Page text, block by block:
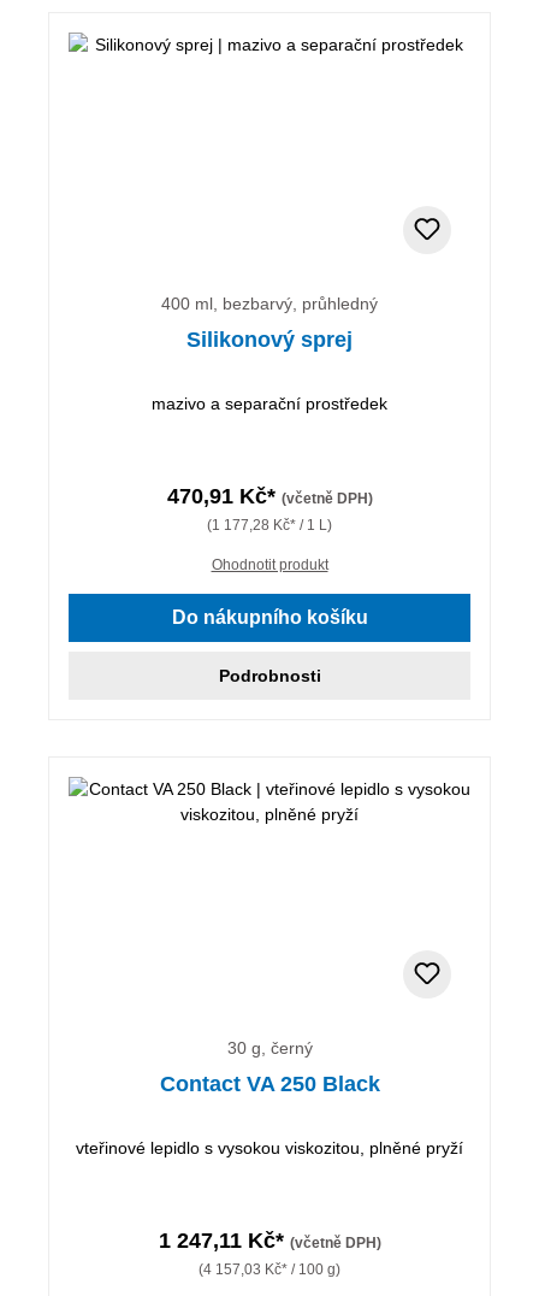
400 ml, bezbarvý, průhledný
Silikonový sprej
mazivo a separační prostředek
470,91 Kč* (včetně DPH)
(1 177,28 Kč* / 1 L)
Ohodnotit produkt
Do nákupního košíku
Podrobnosti
30 g, černý
Contact VA 250 Black
vteřinové lepidlo s vysokou viskozitou, plněné pryží
1 247,11 Kč* (včetně DPH)
(4 157,03 Kč* / 100 g)